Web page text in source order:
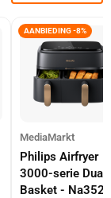
AANBIEDING -8%
MediaMarkt
Philips Airfryer
3000-serie Dual
Basket -